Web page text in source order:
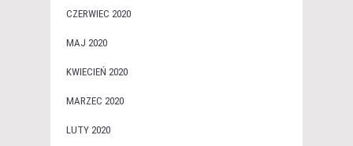
CZERWIEC 2020
MAJ 2020
KWIECIEŃ 2020
MARZEC 2020
LUTY 2020